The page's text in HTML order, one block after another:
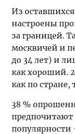
Из
настроены
за границей.
москвичей и
до 34 лет) и
как хороший.
как по стране,
38 %